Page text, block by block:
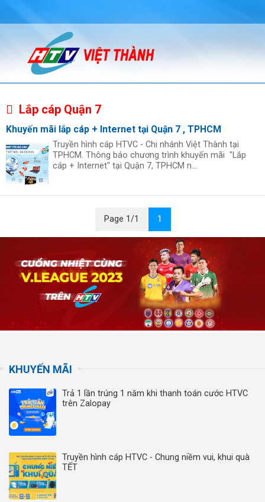
Lắp cáp Quận 7
Khuyến mãi lắp cáp + Internet tại Quận 7 , TPHCM
Truyền hình cáp HTVC - Chi nhánh Việt Thành tại
TPHCM. Thông báo chương trình khuyến mãi "Lắp
cáp + Internet" tại Quận 7, TPHCM n...
Page 1/1 1
KHUYẾN MÃI
Trả 1 lần trúng 1 năm khi thanh toán cước HTVC
trên Zalopay
Truyền hình cáp HTVC - Chung niềm vui, khui quà
TẾT